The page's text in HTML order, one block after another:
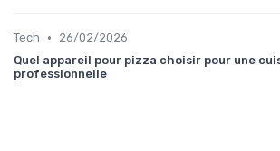
Tech •
26/02/2026
Quel appareil pour pizza choisir pour une
professionnelle